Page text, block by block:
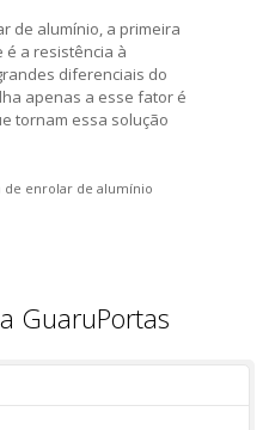
de alumínio, a primeira
é a resistência à
diferenciais do
apenas a esse fator é
tornam essa solução
de enrolar de alumínio
GuaruPortas